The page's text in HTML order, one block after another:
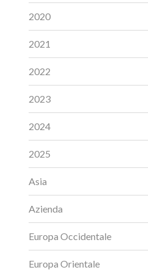
2020
2021
2022
2023
2024
2025
Asia
Azienda
Europa Occidentale
Europa Orientale